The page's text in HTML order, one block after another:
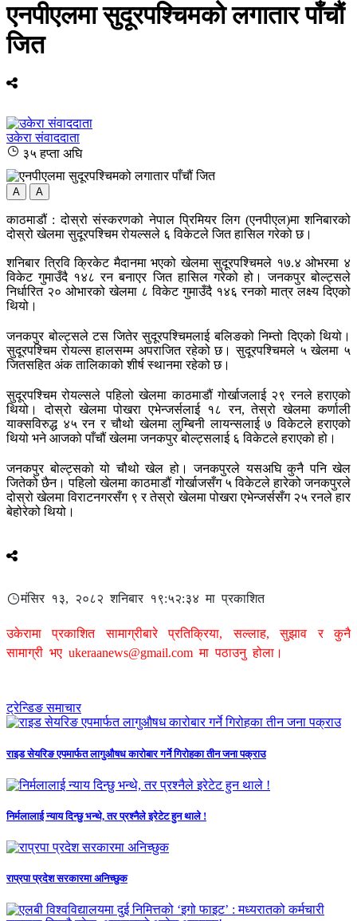
एनपीएलमा सुदूरपश्चिमको लगातार पाँचौं
जित
उकेरा संवाददाता
३५ हप्ता अघि
A A
काठमाडौं : दोस्रो संस्करणको नेपाल प्रिमियर लिग (एनपीएल)मा शनिबारको
दोस्रो खेलमा सुदूरपश्चिम रोयल्सले ६ विकेटले जित हासिल गरेको छ।
शनिबार त्रिवि क्रिकेट मैदानमा भएको खेलमा सुदूरपश्चिमले १७.४ ओभरमा ४
विकेट गुमाउँदै १४८ रन बनाएर जित हासिल गरेको हो। जनकपुर बोल्ट्सले
निर्धारित २० ओभारको खेलमा ८ विकेट गुमाउँदै १४६ रनको मात्र लक्ष्य दिएको
थियो।
जनकपुर बोल्ट्सले टस जितेर सुदूरपश्चिमलाई बलिङको निम्तो दिएको थियो।
सुदूरपश्चिम रोयल्स हालसम्म अपराजित रहेको छ। सुदूरपश्चिमले ५ खेलमा ५
जितसहित अंक तालिकाको शीर्ष स्थानमा रहेको छ।
सुदूरपश्चिम रोयल्सले पहिलो खेलमा काठमाडौं गोर्खाजलाई २९ रनले हराएको
थियो। दोस्रो खेलमा पोखरा एभेन्जर्सलाई १८ रन, तेस्रो खेलमा कर्णाली
याक्सविरुद्ध ४५ रन र चौथो खेलमा लुम्बिनी लायन्सलाई ७ विकेटले हराएको
थियो भने आजको पाँचौं खेलमा जनकपुर बोल्ट्सलाई ६ विकेटले हराएको हो।
जनकपुर बोल्ट्सको यो चौथो खेल हो। जनकपुरले यसअघि कुनै पनि खेल
जितेको छैन। पहिलो खेलमा काठमाडौं गोर्खाजसँग ५ विकेटले हारेको जनकपुरले
दोस्रो खेलमा विराटनगरसँग ९ र तेस्रो खेलमा पोखरा एभेन्जर्ससँग २५ रनले हार
बेहोरेको थियो।
मंसिर १३, २०८२ शनिबार १९:५२:३४ मा प्रकाशित
उकेरामा प्रकाशित सामाग्रीबारे प्रतिक्रिया, सल्लाह, सुझाव र कुनै
सामाग्री भए ukeraanews@gmail.com मा पठाउनु होला।
ट्रेन्डिङ समाचार
राइड सेयरिङ एपमार्फत लागुऔषध कारोबार गर्ने गिरोहका तीन जना पक्राउ
निर्मलालाई न्याय दिन्छु भन्थे, तर प्रश्नैले इरेटेट हुन थाले !
राप्रपा प्रदेश सरकारमा अनिच्छुक